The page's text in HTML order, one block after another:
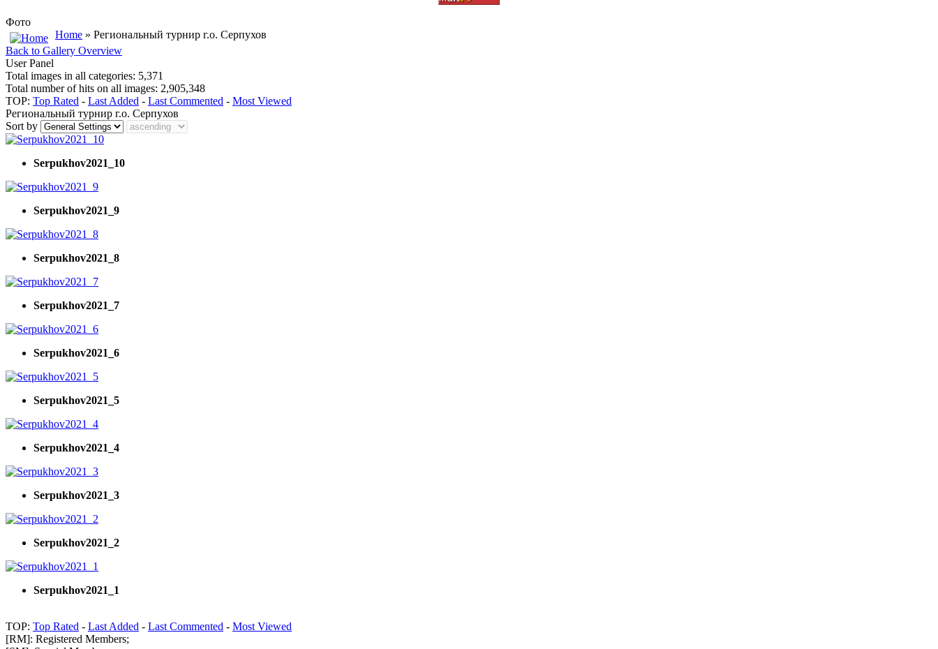
Фото
Home » Региональный турнир г.о. Серпухов
Back to Gallery Overview
User Panel
Total images in all categories: 5,371
Total number of hits on all images: 2,905,348
TOP: Top Rated - Last Added - Last Commented - Most Viewed
Региональный турнир г.о. Серпухов
Sort by
Serpukhov2021_10
Serpukhov2021_9
Serpukhov2021_8
Serpukhov2021_7
Serpukhov2021_6
Serpukhov2021_5
Serpukhov2021_4
Serpukhov2021_3
Serpukhov2021_2
Serpukhov2021_1
TOP: Top Rated - Last Added - Last Commented - Most Viewed
[RM]: Registered Members;